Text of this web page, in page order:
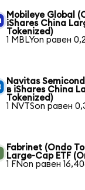
Mobileye Global
iShares China
Tokenized)
1 MBLYon равен
Navitas
в iShares China
Tokenized)
1 NVTSon равен
Fabrinet (Ondo
Large-Cap ETF
1 FNon равен